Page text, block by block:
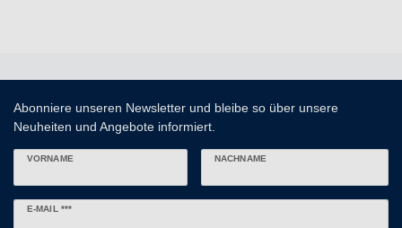
Abonniere unseren Newsletter und bleibe so über unsere
Neuheiten und Angebote informiert.
VORNAME NACHNAME
E-MAIL ***
Newsletter